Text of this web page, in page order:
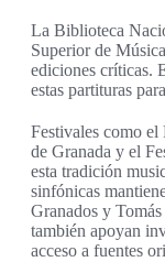
La Biblioteca
Superior de
ediciones críticas.
estas partituras
Festivales como
de Granada y el
esta tradición
sinfónicas
Granados y
también apoyan
acceso a fuentes